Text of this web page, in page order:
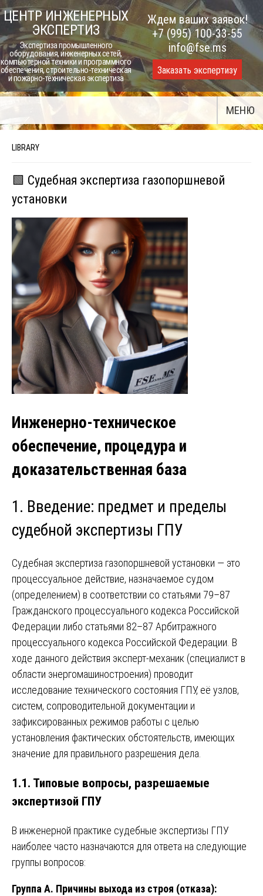
Skip
to
content
ЦЕНТР ИНЖЕНЕРНЫХ
ЭКСПЕРТИЗ
Экспертиза промышленного
оборудования, инженерных сетей,
компьютерной техники и программного
обеспечения, строительно-техническая
и пожарно-техническая экспертиза
Ждем ваших заявок!
+7 (995) 100-33-55
info@fse.ms
Заказать экспертизу
МЕНЮ
LIBRARY
🟩 Судебная экспертиза газопоршневой
установки
Инженерно-техническое
обеспечение, процедура и
доказательственная база
1. Введение: предмет и пределы
судебной экспертизы ГПУ
Судебная экспертиза газопоршневой установки — это
процессуальное действие, назначаемое судом
(определением) в соответствии со статьями 79–87
Гражданского процессуального кодекса Российской
Федерации либо статьями 82–87 Арбитражного
процессуального кодекса Российской Федерации. В
ходе данного действия эксперт-механик (специалист в
области энергомашиностроения) проводит
исследование технического состояния ГПУ, её узлов,
систем, сопроводительной документации и
зафиксированных режимов работы с целью
установления фактических обстоятельств, имеющих
значение для правильного разрешения дела.
1.1. Типовые вопросы, разрешаемые
экспертизой ГПУ
В инженерной практике судебные экспертизы ГПУ
наиболее часто назначаются для ответа на следующие
группы вопросов:
Группа А. Причины выхода из строя (отказа):